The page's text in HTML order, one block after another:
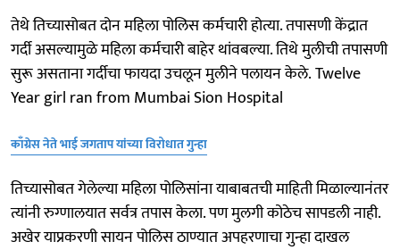
तेथे तिच्यासोबत दोन महिला पोलिस कर्मचारी होत्या. तपासणी केंद्रात
गर्दी असल्यामुळे महिला कर्मचारी बाहेर थांवबल्या. तिथे मुलीची तपासणी
सुरू असताना गर्दीचा फायदा उचलून मुलीने पलायन केले. Twelve
Year girl ran from Mumbai Sion Hospital
काँग्रेस नेते भाई जगताप यांच्या विरोधात गुन्हा
तिच्यासोबत गेलेल्या महिला पोलिसांना याबाबतची माहिती मिळाल्यानंतर
त्यांनी रुग्णालयात सर्वत्र तपास केला. पण मुलगी कोठेच सापडली नाही.
अखेर याप्रकरणी सायन पोलिस ठाण्यात अपहरणाचा गुन्हा दाखल